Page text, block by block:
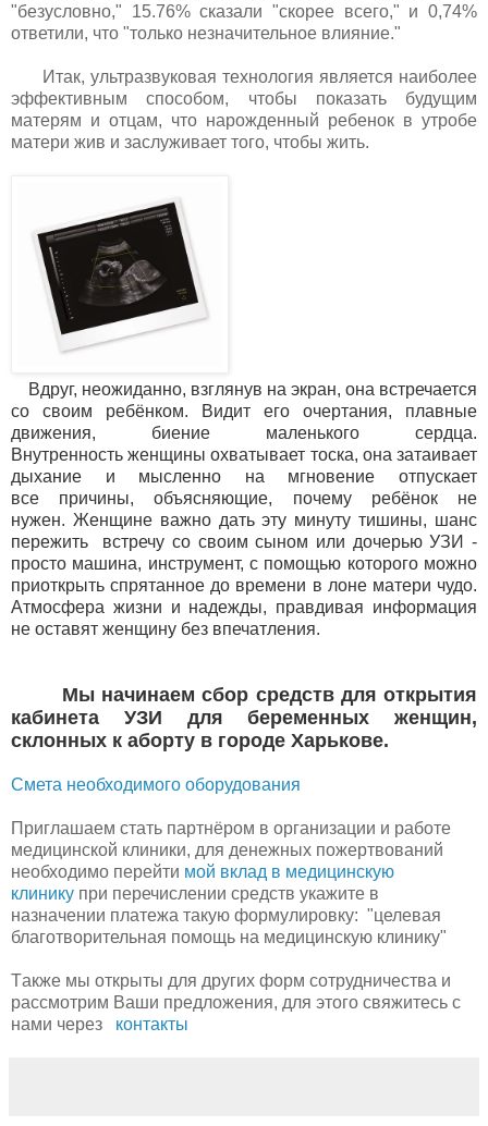
"безусловно," 15.76% сказали "скорее всего," и 0,74%
ответили, что "только незначительное влияние."
Итак, ультразвуковая технология является наиболее
эффективным способом, чтобы показать будущим
матерям и отцам, что нарожденный ребенок в утробе
матери жив и заслуживает того, чтобы жить.
Вдруг, неожиданно, взглянув на экран, она встречается
со своим ребёнком. Видит его очертания, плавные
движения, биение маленького сердца.
Внутренность женщины охватывает тоска, она затаивает
дыхание и мысленно на мгновение отпускает
все причины, объясняющие, почему ребёнок не
нужен. Женщине важно дать эту минуту тишины, шанс
пережить встречу со своим сыном или дочерьюУЗИ -
просто машина, инструмент, с помощью которого можно
приоткрыть спрятанное до времени в лоне матери чудо.
Атмосфера жизни и надежды, правдивая информация
не оставят женщину без впечатления.
Мы начинаем сбор средств для открытия
кабинета УЗИ для беременных женщин,
склонных к аборту в городе Харькове.
Смета необходимого оборудования
Приглашаем стать партнёром в организации и работе
медицинской клиники, для денежных пожертвований
необходимо перейти мой вклад в медицинскую
клинику при перечислении средств укажите в
назначении платежа такую формулировку: "целевая
благотворительная помощь на медицинскую клинику"
Также мы открыты для других форм сотрудничества и
рассмотрим Ваши предложения, для этого свяжитесь с
нами через контакты